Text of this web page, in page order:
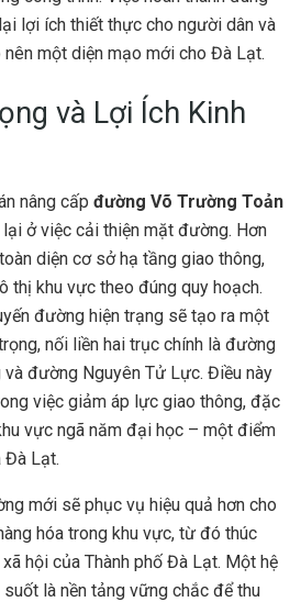
lợi ích thiết thực cho người dân và
một diện mạo mới cho Đà Lạt.
và Lợi Ích Kinh
nâng cấp đường Võ Trường Toản
ở việc cải thiện mặt đường. Hơn
diện cơ sở hạ tầng giao thông,
thị khu vực theo đúng quy hoạch.
đường hiện trạng sẽ tạo ra một
nối liền hai trục chính là đường
đường Nguyên Tử Lực. Điều này
việc giảm áp lực giao thông, đặc
vực ngã năm đại học – một điểm
Đà Lạt.
mới sẽ phục vụ hiệu quả hơn cho
hóa trong khu vực, từ đó thúc
hội của Thành phố Đà Lạt. Một hệ
là nền tảng vững chắc để thu